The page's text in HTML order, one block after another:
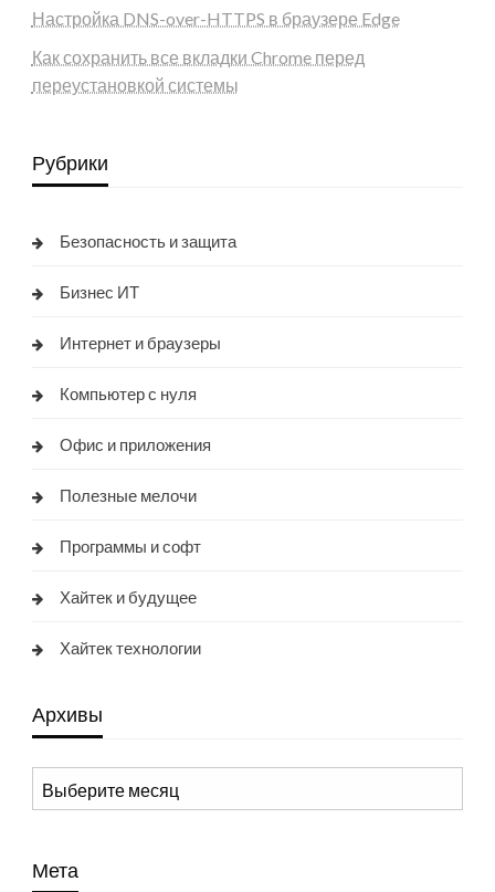
Настройка DNS-over-HTTPS в браузере Edge
Как сохранить все вкладки Chrome перед
переустановкой системы
Рубрики
Безопасность и защита
Бизнес ИТ
Интернет и браузеры
Компьютер с нуля
Офис и приложения
Полезные мелочи
Программы и софт
Хайтек и будущее
Хайтек технологии
Архивы
Архивы
Мета